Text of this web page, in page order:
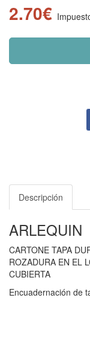
2.70€
Descripción
ARLEQUIN
CARTONE TAPA
ROZADURA EN EL
CUBIERTA
Encuadernación de